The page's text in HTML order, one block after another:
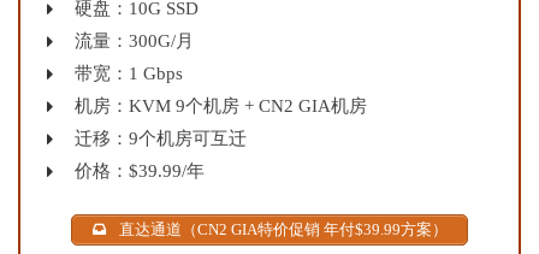
硬盘：10G SSD
流量：300G/月
带宽：1 Gbps
机房：KVM 9个机房 + CN2 GIA机房
迁移：9个机房可互迁
价格：$39.99/年
直达通道（CN2 GIA特价促销 年付$39.99方案）